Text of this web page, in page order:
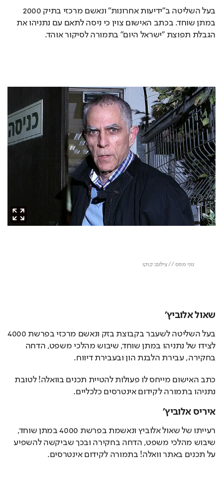
בעל השליטה ב"ידיעות אחרונות" ונאשם מרכזי בתיק 2000
במתן שוחד. בכתב האישום צוין כי ניסה לתאם עם נתניהו את
הגבלת תפוצת "ישראל היום" בתמורה לסיקור אוהד.
שאול אלוביץ'
בעל השליטה לשעבר בקבוצת בזק ונאשם מרכזי בפרשת 4000
לצידו של נתניהו במתן שוחד, שיבוש מהלכי משפט, הדחה
בחקירה, עבירת הלבנת הון ובעבירת דיווח.
כתב האישום מייחס לו פעולות להטיית תכנים בוואלה! לטובת
נתניהו בתמורה לקידום אינטרסים כלכליים.
איריס אלוביץ'
רעייתו של שאול אלוביץ ונאשמת בפרשת 4000 במתן שוחד,
שיבוש מהלכי משפט, הדחה בחקירה ובכך שביקשה להשפיע
על תכנים באתר וואלה! בתמורה לקידום אינטרסים.